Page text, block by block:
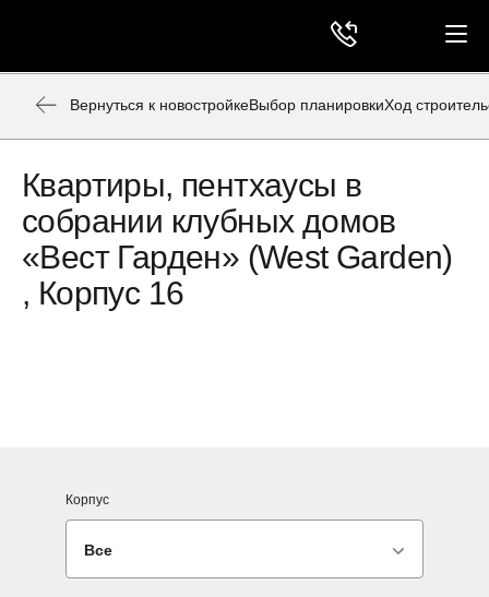
Вернуться к новостройкеВыбор планировкиХод
Квартиры, пентхаусы в
собрании клубных домов
«Вест Гарден» (West Garden)
, Корпус 16
Корпус
Все